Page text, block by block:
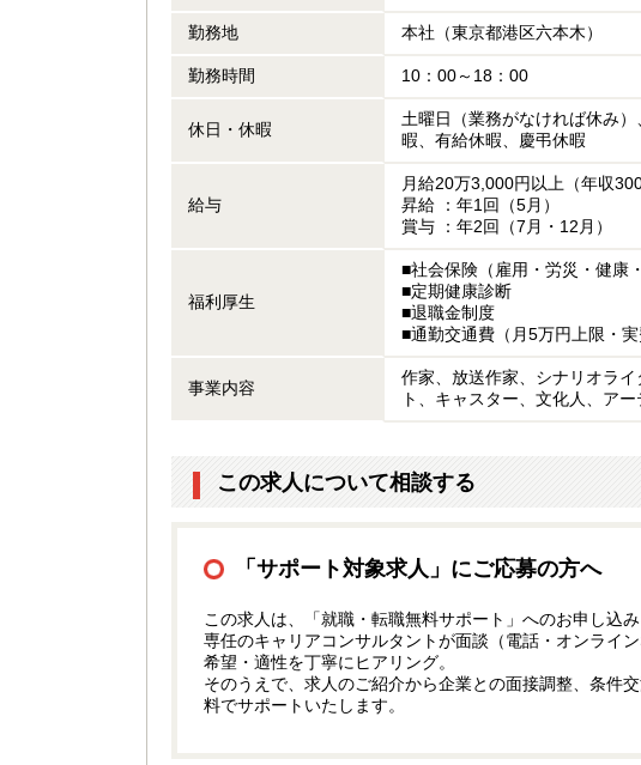
勤務地 本社（東京都港区六本木）
勤務時間 10：00～18：00
休日・休暇
土曜日（業務がなければ休み
暇、有給休暇、慶弔休暇
給与
月給20万3,000円以上（年収
昇給 ：年1回（5月）
賞与 ：年2回（7月・12月）
福利厚生
■社会保険（雇用・労災・健康
■定期健康診断
■退職金制度
■通勤交通費（月5万円上限・実
事業内容
作家、放送作家、シナリオラ
ト、キャスター、文化人、ア
この求人について相談する
「サポート対象求人」にご応募の方へ
この求人は、「就職・転職無料サポート」へのお申し込
専任のキャリアコンサルタントが面談（電話・オンライ
希望・適性を丁寧にヒアリング。
そのうえで、求人のご紹介から企業との面接調整、条件
料でサポートいたします。